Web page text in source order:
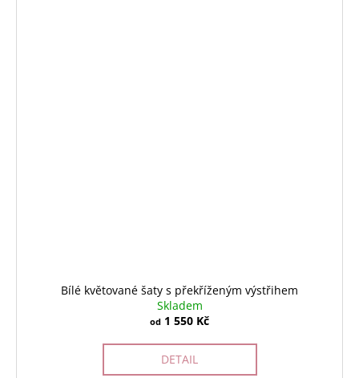
Bílé květované šaty s překříženým výstřihem
Skladem
od 1 550 Kč
DETAIL